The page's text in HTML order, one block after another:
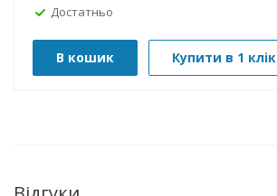
Достатньо
В кошик Купити в 1 клік